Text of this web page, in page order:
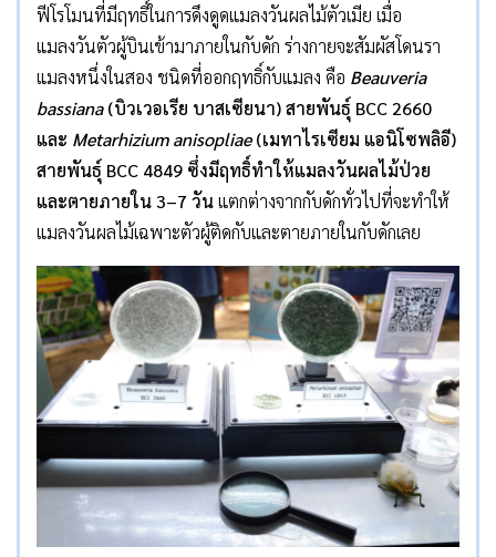
ฟีโรโมนที่มีฤทธิ์ในการดึงดูดแมลงวันผลไม้ตัวเมีย เมื่อ
แมลงวันตัวผู้บินเข้ามาภายในกับดัก ร่างกายจะสัมผัสโดนรา
แมลงหนึ่งในสอง ชนิดที่ออกฤทธิ์กับแมลง คือ Beauveria
bassiana(บิวเวอเรีย บาสเซียนา) สายพันธุ์ BCC 2660
และ Metarhizium anisopliae(เมทาไรเซียม แอนิโซพลิอี)
สายพันธุ์ BCC 4849 ซึ่งมีฤทธิ์ทำให้แมลงวันผลไม้ป่วย
และตายภายใน 3–7 วันแตกต่างจากกับดักทั่วไปที่จะทำให้
แมลงวันผลไม้เฉพาะตัวผู้ติดกับและตายภายในกับดักเลย